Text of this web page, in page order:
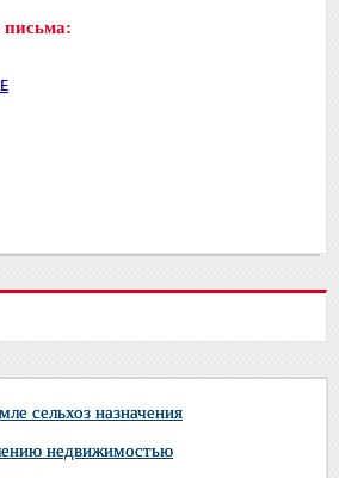
письма:
сельхоз назначения
недвижимостью